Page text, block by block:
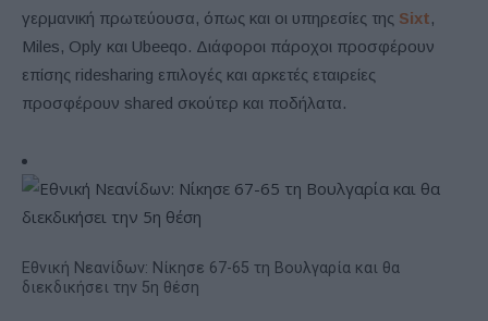
γερμανική πρωτεύουσα, όπως και οι υπηρεσίες της Sixt,
Miles, Oply και Ubeeqo. Διάφοροι πάροχοι προσφέρουν
επίσης ridesharing επιλογές και αρκετές εταιρείες
προσφέρουν shared σκούτερ και ποδήλατα.
Εθνική Νεανίδων: Νίκησε 67-65 τη Βουλγαρία και θα
διεκδικήσει την 5η θέση